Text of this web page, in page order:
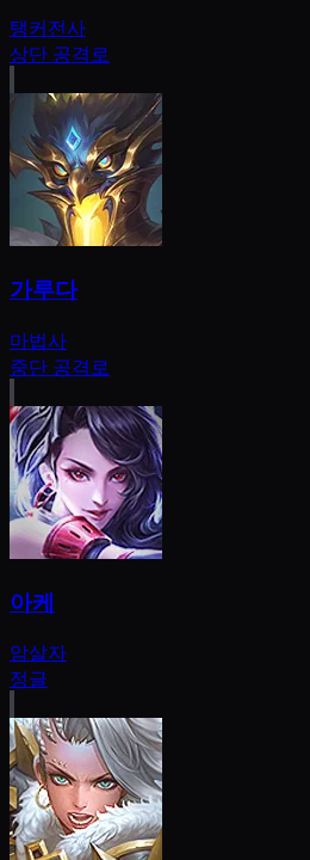
탱커전사
상단 공격로
가루다
마법사
중단 공격로
아케
암살자
정글